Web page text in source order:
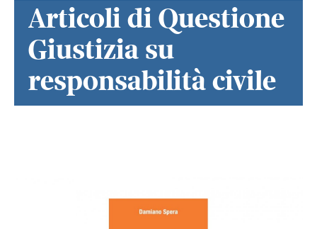
Articoli di Questione
Giustizia su
responsabilità civile